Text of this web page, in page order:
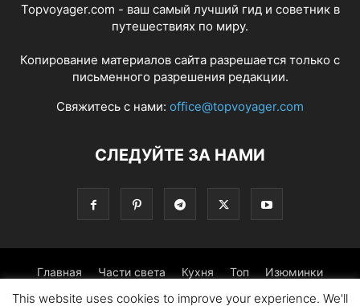
Topvoyager.com - ваш самый лучший гид и советник в
путешествиях по миру.
Копирование материалов сайта разрешается только с
письменного разрешения редакции.
Свяжитесь с нами: office@topvoyager.com
СЛЕДУЙТЕ ЗА НАМИ
Главная Части света Кухня Топ Изюминки
Фотопрогулка Традиции Советы
This website uses cookies to improve your experience. We'll